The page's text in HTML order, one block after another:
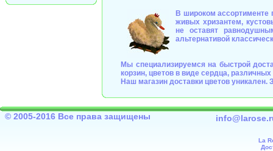
В широком
живых хризантем,
не оставят
альтернативой
Мы специализируемся на быстрой
корзин, цветов в виде сердца,
Наш магазин доставки цветов
© 2005-2016 Все права защищены
La